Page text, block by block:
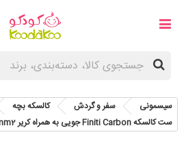
سیسمونی سفر و گردش کالسکه بچه
ست کالسکه Finiti Carbon جویی به همراه کریر i-Gemm2